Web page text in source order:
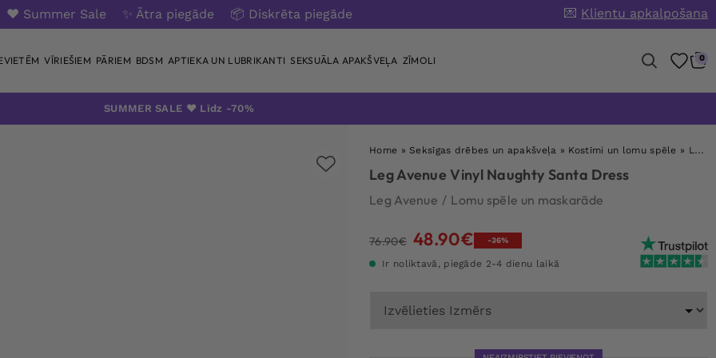
❤️ Summer Sale ✨ Ātra piegāde 📦 Diskrēta piegāde 💌 Klientu apkalpošana
VĪRIEŠIEM PĀRIEM BDSM APTIEKA UN LUBRIKANTI SEKSUĀLA APAKŠVEĻA ZĪMOLI 0
SUMMER SALE ❤️ Līdz -70%
Home »Seksīgas drēbes un apakšveļa » Kostīmi un lomu spēle » Leg Avenue Vinyl Naughty Santa Dress
Leg Avenue Vinyl Naughty Santa Dress
Leg Avenue / Lomu spēle un maskarāde
76.90€ Original
48.90€Current
-36%
Ir noliktavā, piegāde 2-4 dienu laikā